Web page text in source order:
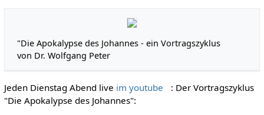
"Die Apokalypse des Johannes - ein Vortragszyklus
von Dr. Wolfgang Peter
Jeden Dienstag Abend live im youtube
: Der Vortragszyklus
"Die Apokalypse des Johannes":